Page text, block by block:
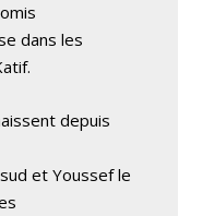
dans les
depuis
et Youssef le